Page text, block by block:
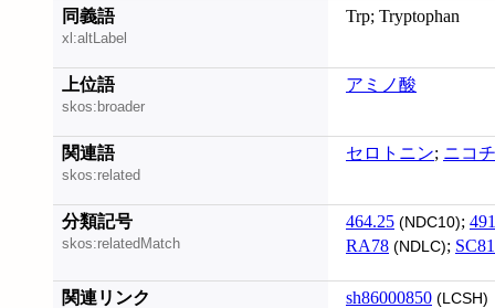
同義語
xl:altLabel
Trp; Tryptophan
上位語
skos:broader
アミノ酸
関連語
skos:related
セロトニン; ニコ
分類記号
skos:relatedMatch
464.25 (NDC10);
RA78 (NDLC); SC81
関連リンク sh86000850 (LCSH)